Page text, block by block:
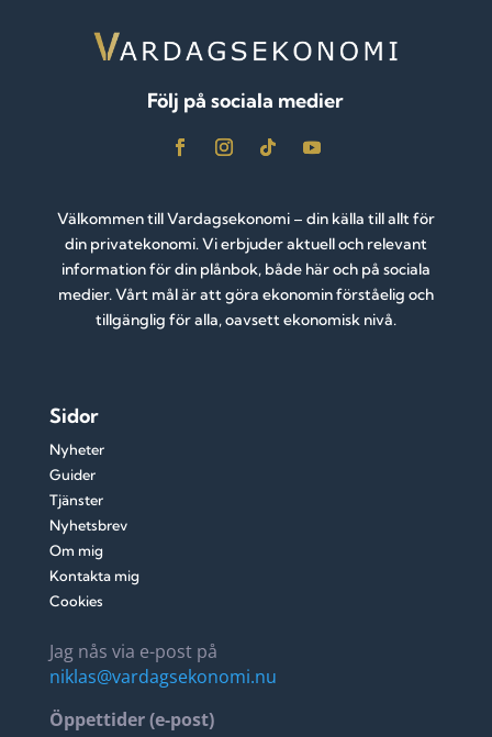
Följ på sociala medier
Välkommen till Vardagsekonomi – din källa till allt för
din privatekonomi. Vi erbjuder aktuell och relevant
information för din plånbok, både här och på sociala
medier. Vårt mål är att göra ekonomin förståelig och
tillgänglig för alla, oavsett ekonomisk nivå.
Sidor
Nyheter
Guider
Tjänster
Nyhetsbrev
Om mig
Kontakta mig
Cookies
Jag nås via e-post på
niklas@vardagsekonomi.nu
Öppettider (e-post)